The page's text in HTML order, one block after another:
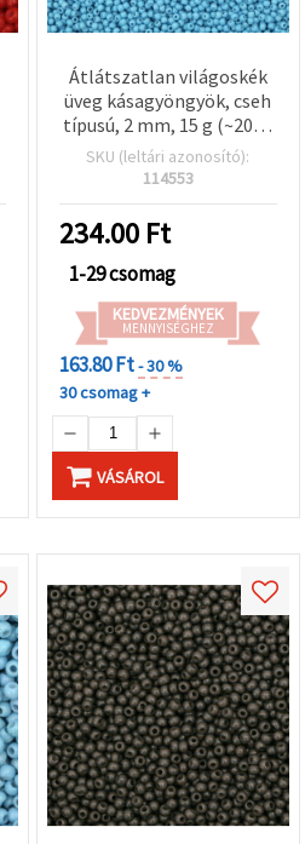
Átlátszatlan világoskék
üveg kásagyöngyök, cseh
típusú, 2 mm, 15 g (~2050
db)
SKU (leltári azonosító):
114553
234.00 Ft
1-29 csomag
KEDVEZMÉNYEK
MENNYISÉGHEZ
163.80 Ft- 30 %
30 csomag +
VÁSÁROL